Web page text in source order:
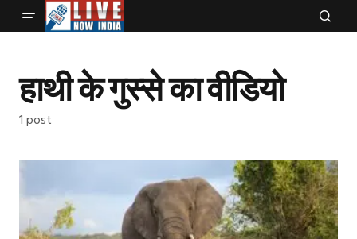
हाथी के गुस्से का वीडियो
1 post